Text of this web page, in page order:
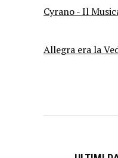
Cyrano - Il
Allegra era la